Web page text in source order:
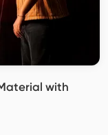
with